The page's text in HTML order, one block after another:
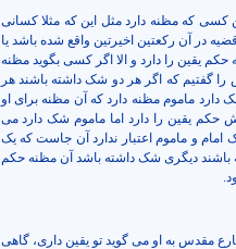
کسی که مظنه دارد مثل این که مثلا کسانی
در آن رکعتین اخیرتین واقع شده باشد یا
یقین را دارد و الا اگر کسی بگوید مظنه
گفتیم که اگر هر دو شک داشته باشند هر
دارد ماموم مظنه دارد که آن مظنه برای او
حکم یقین را دارد اما ماموم شک دارد می
امام و ماموم اعتبار ندارد آن جاست که یک
باشند دیگری شک داشته باشد آن مظنه حکم
مقدس به او می گوید تو یقین داری، گاهی